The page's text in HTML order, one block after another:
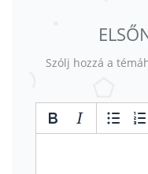
Szólj hozzá a